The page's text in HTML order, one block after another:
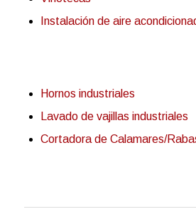
Instalación de aire
Hornos industriales
Lavado de vajillas industriales
Cortadora de Calamares/